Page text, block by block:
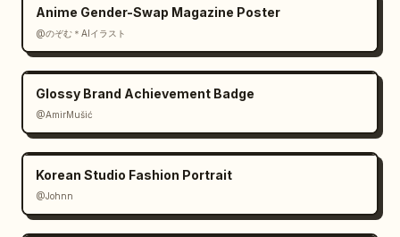
Anime Gender-Swap Magazine Poster
@のぞむ＊AIイラスト
Glossy Brand Achievement Badge
@AmirMušić
Korean Studio Fashion Portrait
@Johnn